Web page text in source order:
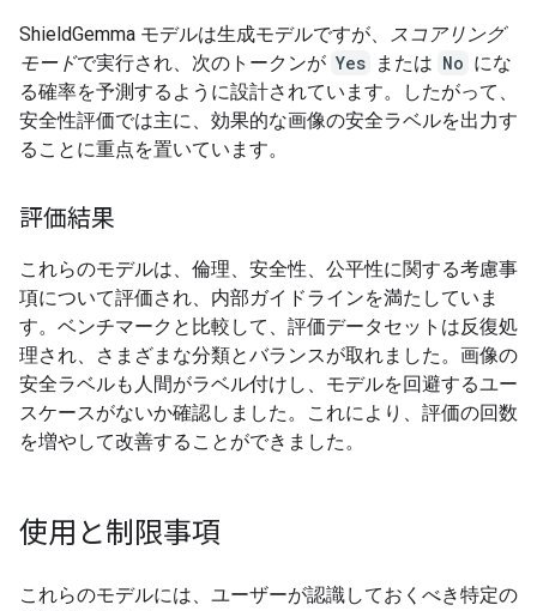
ShieldGemma モデルは生成モデルですが、 スコアリング
モードで実行され、次のトークンが Yes または No にな
る確率を予測するように設計されています。したがって、
安全性評価では主に、効果的な画像の安全ラベルを出力す
ることに重点を置いています。
評価結果
これらのモデルは、倫理、安全性、公平性に関する考慮事
項について評価され、内部ガイドラインを満たしていま
す。ベンチマークと比較して、評価データセットは反復処
理され、さまざまな分類とバランスが取れました。画像の
安全ラベルも人間がラベル付けし、モデルを回避するユー
スケースがないか確認しました。これにより、評価の回数
を増やして改善することができました。
使用と制限事項
これらのモデルには、ユーザーが認識しておくべき特定の